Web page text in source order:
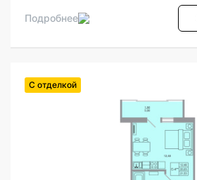
Подробнее
С отделкой